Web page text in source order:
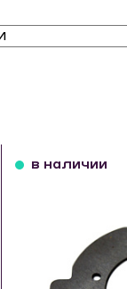
в наличии